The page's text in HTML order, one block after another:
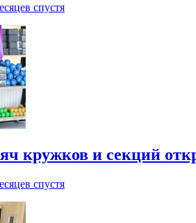
спустя
кружков и секций
спустя